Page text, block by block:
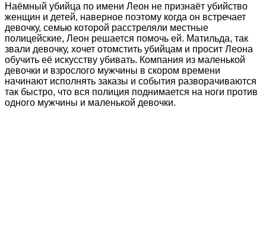
Наёмный убийца по имени Леон не признаёт убийство
женщин и детей, наверное поэтому когда он встречает
девочку, семью которой расстреляли местные
полицейские, Леон решается помочь ей. Матильда, так
звали девочку, хочет отомстить убийцам и просит Леона
обучить её искусству убивать. Компания из маленькой
девочки и взрослого мужчины в скором времени
начинают исполнять заказы и события разворачиваются
так быстро, что вся полиция поднимается на ноги против
одного мужчины и маленькой девочки.